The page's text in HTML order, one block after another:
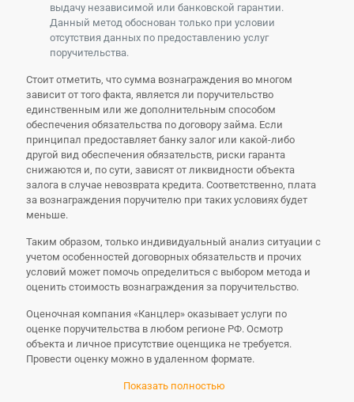
выдачу независимой или банковской гарантии.
Данный метод обоснован только при условии
отсутствия данных по предоставлению услуг
поручительства.
Стоит отметить, что сумма вознаграждения во многом
зависит от того факта, является ли поручительство
единственным или же дополнительным способом
обеспечения обязательства по договору займа. Если
принципал предоставляет банку залог или какой-либо
другой вид обеспечения обязательств, риски гаранта
снижаются и, по сути, зависят от ликвидности объекта
залога в случае невозврата кредита. Соответственно, плата
за вознаграждения поручителю при таких условиях будет
меньше.
Таким образом, только индивидуальный анализ ситуации с
учетом особенностей договорных обязательств и прочих
условий может помочь определиться с выбором метода и
оценить стоимость вознаграждения за поручительство.
Оценочная компания «Канцлер» оказывает услуги по
оценке поручительства в любом регионе РФ. Осмотр
объекта и личное присутствие оценщика не требуется.
Провести оценку можно в удаленном формате.
Показать полностью